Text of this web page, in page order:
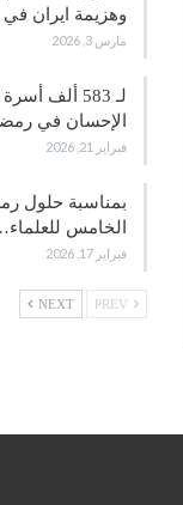
وهزيمة ايران
مارس 3, 2026
لـ 583
الإحسان في رمضان
فبراير 21, 2026
بمناسبة حلول
الخامس
فبراير 17, 2026
NEXT